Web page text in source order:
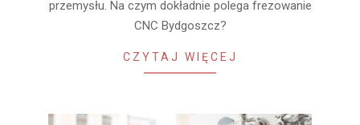
przemysłu. Na czym dokładnie polega frezowanie
CNC Bydgoszcz?
CZYTAJ WIĘCEJ